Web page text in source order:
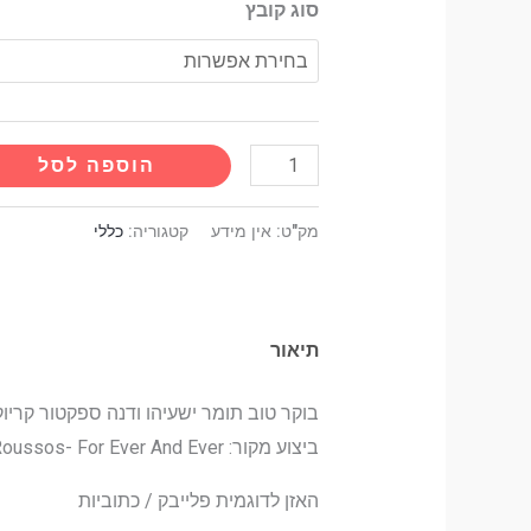
סוג קובץ
הוספה לסל
מק"ט: אין מידע קטגוריה: כללי
תיאור
בוקר טוב תומר ישעיהו ודנה ספקטור
ביצוע מקור: Demis Roussos- For Ever And Ever
האזן לדוגמית פלייבק / כתוביות